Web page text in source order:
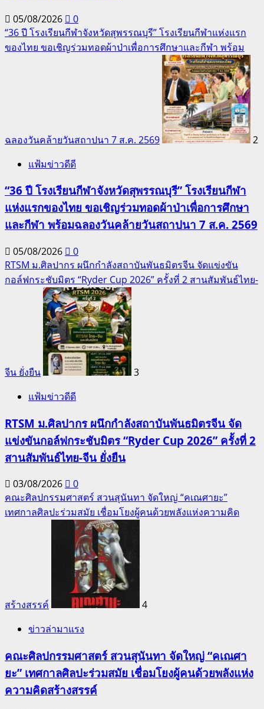
05/08/2026
0
“36 ปี โรงเรียนกีฬาจังหวัดสุพรรณบุรี” โรงเรียนกีฬาแห่งแรก
ของไทย ขอเชิญร่วมทอดผ้าป่าเพื่อการศึกษาและกีฬา พร้อม
ฉลองวันคล้ายวันสถาปนา 7 ส.ค. 2569
2
แฟ้มข่าวดีดี
“36 ปี โรงเรียนกีฬาจังหวัดสุพรรณบุรี” โรงเรียนกีฬา
แห่งแรกของไทย ขอเชิญร่วมทอดผ้าป่าเพื่อการศึกษา
และกีฬา พร้อมฉลองวันคล้ายวันสถาปนา 7 ส.ค. 2569
05/08/2026
0
RTSM ม.ศิลปากร ผนึกกำลังสถาบันพันธมิตรจีน จัดแข่งขัน
กอล์ฟกระชับมิตร “Ryder Cup 2026” ครั้งที่ 2 สานสัมพันธ์ไทย-
จีน ยั่งยืน
3
แฟ้มข่าวดีดี
RTSM ม.ศิลปากร ผนึกกำลังสถาบันพันธมิตรจีน จัด
แข่งขันกอล์ฟกระชับมิตร “Ryder Cup 2026” ครั้งที่ 2
สานสัมพันธ์ไทย-จีน ยั่งยืน
03/08/2026
0
คณะศิลปกรรมศาสตร์ สวนสุนันทา จัดใหญ่ “คเณศายะ”
เทศกาลศิลปะร่วมสมัย เชื่อมโยงผู้คนด้วยพลังแห่งความคิด
สร้างสรรค์
4
ข่าวล่ามาแรง
คณะศิลปกรรมศาสตร์ สวนสุนันทา จัดใหญ่ “คเณศา
ยะ” เทศกาลศิลปะร่วมสมัย เชื่อมโยงผู้คนด้วยพลังแห่ง
ความคิดสร้างสรรค์